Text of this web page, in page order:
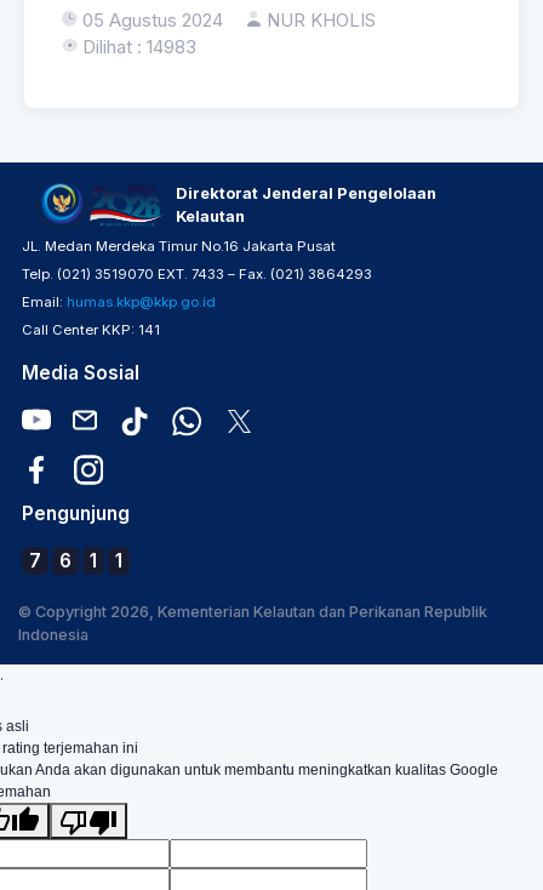
05 Agustus 2024
NUR KHOLIS
Dilihat : 14983
Direktorat Jenderal Pengelolaan
Kelautan
JL. Medan Merdeka Timur No.16 Jakarta Pusat
Telp. (021) 3519070 EXT. 7433 – Fax. (021) 3864293
Email: humas.kkp@kkp.go.id
Call Center KKP: 141
Media Sosial
Pengunjung
7 6 1 1
© Copyright 2026, Kementerian Kelautan dan Perikanan Republik
Indonesia
.
asli
terjemahan ini
Anda akan digunakan untuk membantu meningkatkan kualitas Google